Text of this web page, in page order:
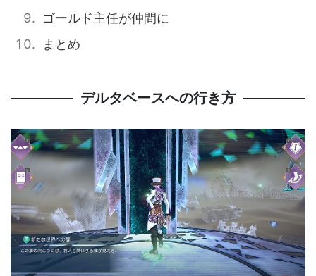
ゴールド主任が仲間に
まとめ
デルタベースへの行き方